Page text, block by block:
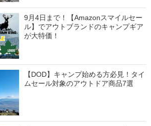
9月4日まで！【Amazonスマイルセー
ル】でアウトブランドのキャンプギア
が大特価！
【DOD】キャンプ始める方必見！タイ
ムセール対象のアウトドア商品7選